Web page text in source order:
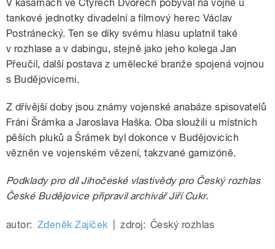
V kasárnách ve Čtyřech Dvorech pobýval na vojně u
tankové jednotky divadelní a filmový herec Václav
Postránecký. Ten se díky svému hlasu uplatnil také
v rozhlase a v dabingu, stejně jako jeho kolega Jan
Přeučil, další postava z umělecké branže spojená vojnou
s Budějovicemi.
Z dřívější doby jsou známy vojenské anabáze spisovatelů
Fráni Šrámka a Jaroslava Haška. Oba sloužili u místních
pěších pluků a Šrámek byl dokonce v Budějovicích
vězněn ve vojenském vězení, takzvané garnizóně.
Podklady pro díl Jihočeské vlastivědy pro Český rozhlas
České Budějovice připravil archivář Jiří Cukr.
autor: Zdeněk Zajíček zdroj: Český rozhlas